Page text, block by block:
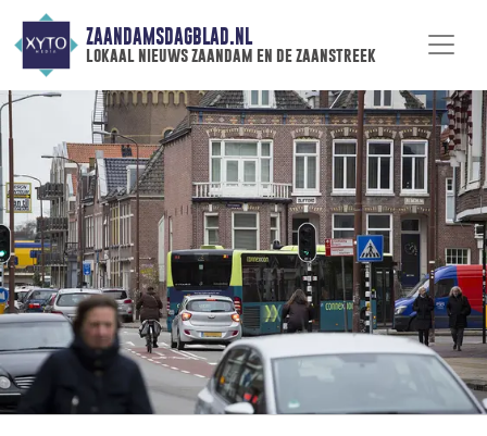
ZAANDAMSDAGBLAD.NL
lokaal nieuws zaandam en de zaanstreek